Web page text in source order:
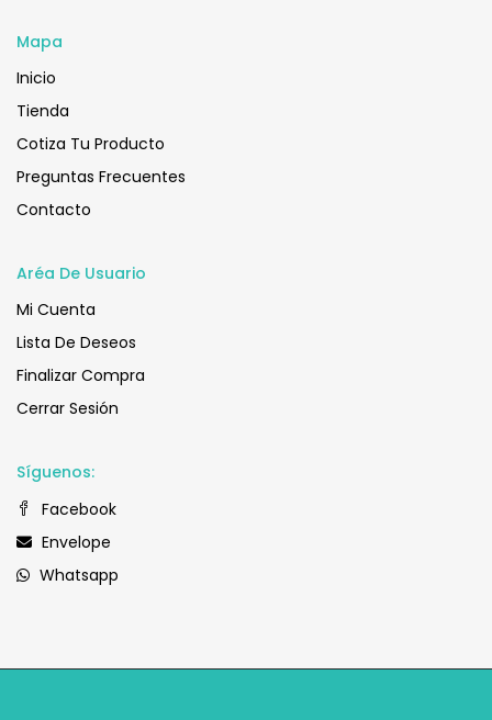
Mapa
Inicio
Tienda
Cotiza Tu Producto
Preguntas Frecuentes
Contacto
Aréa De Usuario
Mi Cuenta
Lista De Deseos
Finalizar Compra
Cerrar Sesión
Síguenos:
Facebook
Envelope
Whatsapp